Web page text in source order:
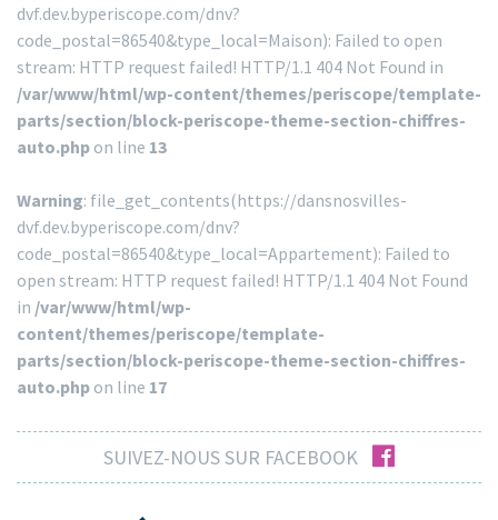
dvf.dev.byperiscope.com/dnv?
code_postal=86540&type_local=Maison): Failed to open
stream: HTTP request failed! HTTP/1.1 404 Not Found in
/var/www/html/wp-content/themes/periscope/template-
parts/section/block-periscope-theme-section-chiffres-
auto.php on line 13
Warning: file_get_contents(https://dansnosvilles-
dvf.dev.byperiscope.com/dnv?
code_postal=86540&type_local=Appartement): Failed to
open stream: HTTP request failed! HTTP/1.1 404 Not Found
in /var/www/html/wp-
content/themes/periscope/template-
parts/section/block-periscope-theme-section-chiffres-
auto.php on line 17
SUIVEZ-NOUS SUR FACEBOOK facebook